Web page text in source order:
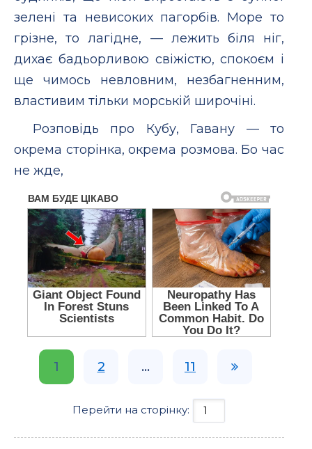
зеленi та невисоких пагорбiв. Море то
грiзне, то лагiдне, — лежить бiля нiг,
дихає бадьорливою свiжiстю, спокоєм i
ще чимось невловним, незбагненним,
властивим тiльки морськiй широчiнi.
Розповiдь про Кубу, Гавану — то
окрема сторiнка, окрема розмова. Бо час
не жде,
1 2 ... 11
Перейти на сторінку: